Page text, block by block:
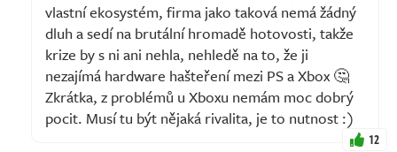
vlastní ekosystém, firma jako taková nemá žádný
dluh a sedí na brutální hromadě hotovosti, takže
krize by s ni ani nehla, nehledě na to, že ji
nezajímá hardware hašteření mezi PS a Xbox 🤔
Zkrátka, z problémů u Xboxu nemám moc dobrý
pocit. Musí tu být nějaká rivalita, je to nutnost :)
12